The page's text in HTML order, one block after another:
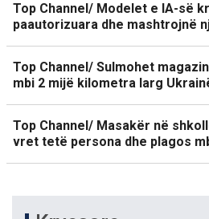
Top Channel/ Modelet e IA-së
paautorizuara dhe mashtrojnë
Top Channel/ Sulmohet
mbi 2 mijë kilometra larg
Top Channel/ Masakër në
vret tetë persona dhe plagos